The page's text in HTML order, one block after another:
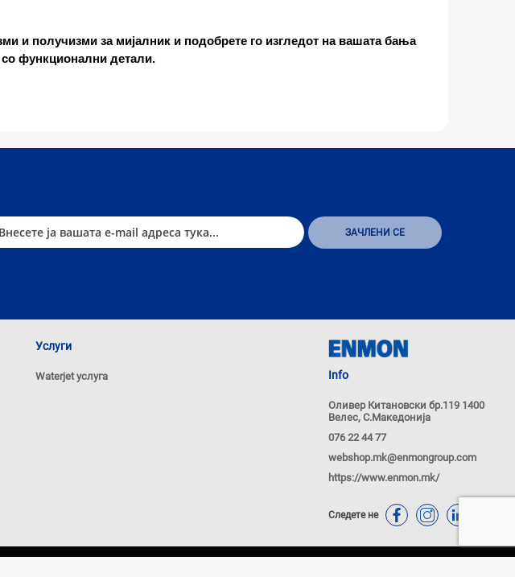
и получизми за мијалник и подобрете го изгледот на вашата бања
со функционални детали.
Услуги
Waterjet услуга Info
Оливер Китановски бр.119 1400
Велес, С.Македонија
076 22 44 77
webshop.mk@enmongroup.com
https://www.enmon.mk/
Следете не